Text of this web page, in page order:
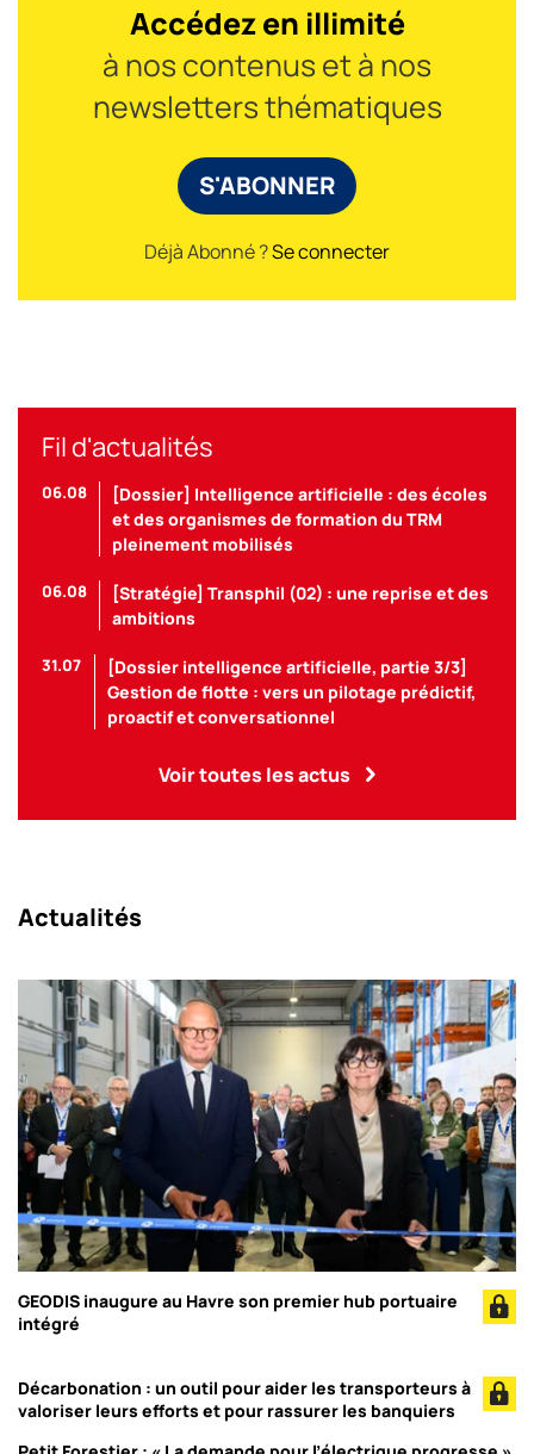
Accédez en illimité
à nos contenus et à nos
newsletters thématiques
S'ABONNER
Déjà Abonné ?Se connecter
Fil d'actualités
06.08
[Dossier] Intelligence artificielle : des écoles
et des organismes de formation du TRM
pleinement mobilisés
06.08
[Stratégie] Transphil (02) : une reprise et des
ambitions
31.07
[Dossier intelligence artificielle, partie 3/3]
Gestion de flotte : vers un pilotage prédictif,
proactif et conversationnel
Voir toutes les actus
Actualités
GEODIS inaugure au Havre son premier hub portuaire
intégré
Décarbonation : un outil pour aider les transporteurs à
valoriser leurs efforts et pour rassurer les banquiers